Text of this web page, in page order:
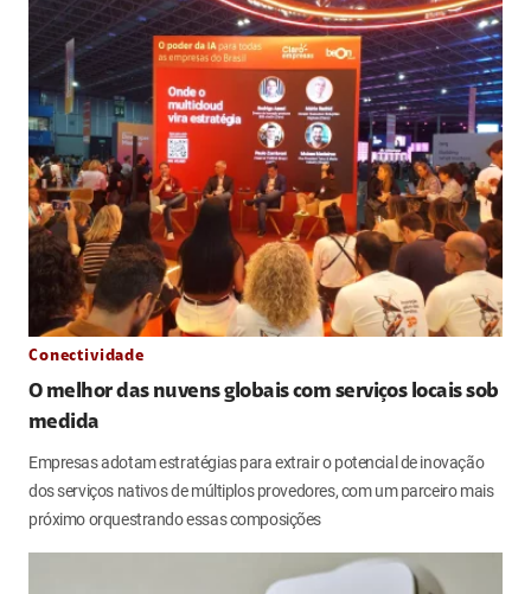
Conectividade
O melhor das nuvens globais com serviços locais sob
medida
Empresas adotam estratégias para extrair o potencial de inovação
dos serviços nativos de múltiplos provedores, com um parceiro mais
próximo orquestrando essas composições